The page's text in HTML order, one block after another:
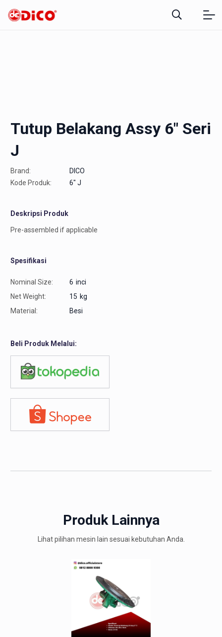
Tutup Belakang Assy 6″ Seri
J
Brand:
DICO
Kode Produk:
6" J
Deskripsi Produk
Pre-assembled if applicable
Spesifikasi
Nominal Size: 6 inci
Net Weight:
15 kg
Material:
Besi
Beli Produk Melalui:
Produk Lainnya
Lihat pilihan mesin lain sesuai kebutuhan Anda.